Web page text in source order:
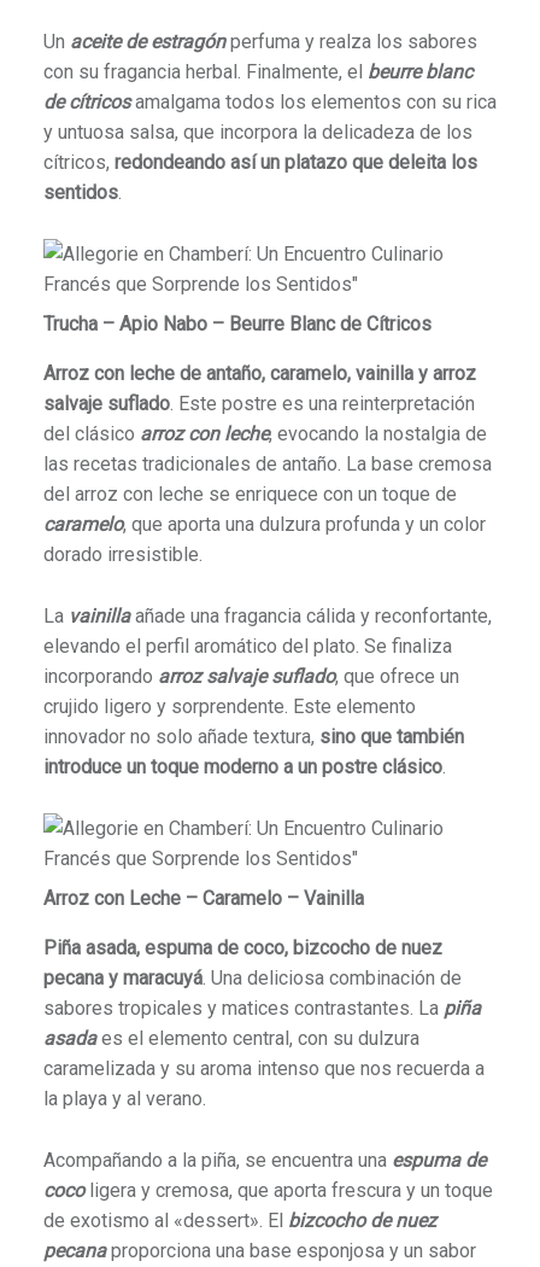
Un aceite de estragónperfuma y realza los sabores
con su fragancia herbal. Finalmente, el beurre blanc
de cítricosamalgama todos los elementos con su rica
y untuosa salsa, que incorpora la delicadeza de los
cítricos, redondeando así un platazo que deleita los
sentidos.
Trucha – Apio Nabo – Beurre Blanc de Cítricos
Arroz con leche de antaño, caramelo, vainilla y arroz
salvaje suflado. Este postre es una reinterpretación
del clásico arroz con leche, evocando la nostalgia de
las recetas tradicionales de antaño. La base cremosa
del arroz con leche se enriquece con un toque de
caramelo, que aporta una dulzura profunda y un color
dorado irresistible.
La vainilla añade una fragancia cálida y reconfortante,
elevando el perfil aromático del plato. Se finaliza
incorporando arroz salvaje suflado, que ofrece un
crujido ligero y sorprendente. Este elemento
innovador no solo añade textura, sino que también
introduce un toque moderno a un postre clásico.
Arroz con Leche – Caramelo – Vainilla
Piña asada, espuma de coco, bizcocho de nuez
pecana y maracuyá. Una deliciosa combinación de
sabores tropicales y matices contrastantes. La piña
asadaes el elemento central, con su dulzura
caramelizada y su aroma intenso que nos recuerda a
la playa y al verano.
Acompañando a la piña, se encuentra una espuma de
cocoligera y cremosa, que aporta frescura y un toque
de exotismo al «dessert». El bizcocho de nuez
pecana proporciona una base esponjosa y un sabor